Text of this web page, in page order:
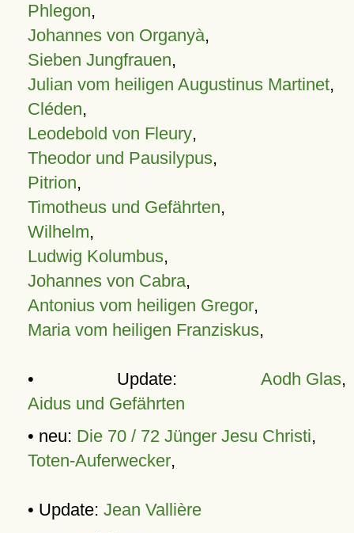
Phlegon,
Johannes von Organyà,
Sieben Jungfrauen,
Julian vom heiligen Augustinus Martinet,
Cléden,
Leodebold von Fleury,
Theodor und Pausilypus,
Pitrion,
Timotheus und Gefährten,
Wilhelm,
Ludwig Kolumbus,
Johannes von Cabra,
Antonius vom heiligen Gregor,
Maria vom heiligen Franziskus,
• Update: Aodh Glas,
Aidus und Gefährten
• neu: Die 70 / 72 Jünger Jesu Christi,
Toten-Auferwecker,
• Update: Jean Vallière